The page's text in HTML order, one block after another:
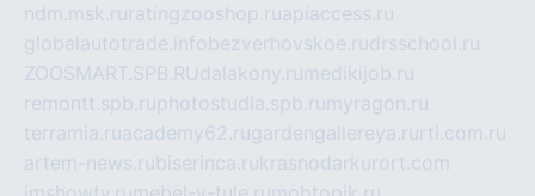
ndm.msk.ru ratingzooshop.ruapiaccess.ru
globalautotrade.info bezverhovskoe.rudrsschool.ru
ZOOSMART.SPB.RUdalakony.ru medikijob.ru
remontt.spb.ruphotostudia.spb.ru myragon.ru
terramia.ruacademy62.rugardengallereya.ru rti.com.ru
artem-news.rubiserinca.rukrasnodarkurort.com